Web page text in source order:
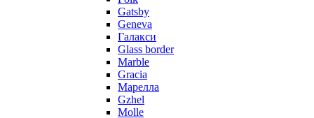
Gatsby
Geneva
Галакси
Glass border
Marble
Gracia
Марелла
Gzhel
Molle